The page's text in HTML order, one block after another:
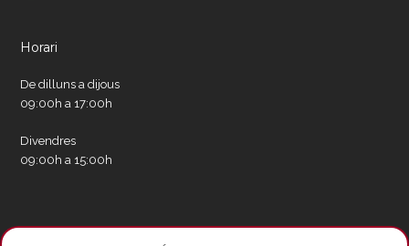
Horari
De dilluns a dijous
09:00h a 17:00h
Divendres
09:00h a 15:00h
Xarxes socials